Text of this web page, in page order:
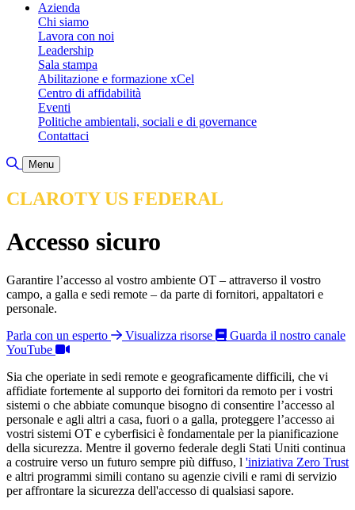
Azienda
Chi siamo
Lavora con noi
Leadership
Sala stampa
Abilitazione e formazione xCel
Centro di affidabilità
Eventi
Politiche ambientali, sociali e di governance
Contattaci
Attiva/disattiva ricerca
Menu
CLAROTY US FEDERAL
Accesso sicuro
Garantire l’accesso al vostro ambiente OT – attraverso il vostro
campo, a galla e sedi remote – da parte di fornitori, appaltatori e
personale.
Parla con un esperto
Visualizza risorse
Guarda il nostro canale
YouTube
Sia che operiate in sedi remote e geograficamente difficili, che vi
affidiate fortemente al supporto dei fornitori da remoto per i vostri
sistemi o che abbiate comunque bisogno di consentire l’accesso al
personale e agli altri a casa, fuori o a galla, proteggere l’accesso ai
vostri sistemi OT e cyberfisici è fondamentale per la pianificazione
della sicurezza. Mentre il governo federale degli Stati Uniti continua
a costruire verso un futuro sempre più diffuso, l 'iniziativa Zero Trust
e altri programmi simili contano su agenzie civili e rami di servizio
per affrontare la sicurezza dell'accesso di qualsiasi sapore.